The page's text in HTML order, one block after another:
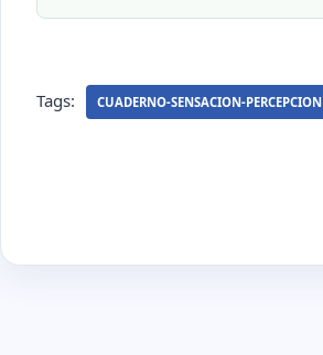
Tags: CUADERNO-SENSACION-PERCEPCION